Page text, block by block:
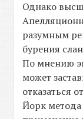
Однако
разумным
бурения
По мнению
может
отказаться
Йорк метода